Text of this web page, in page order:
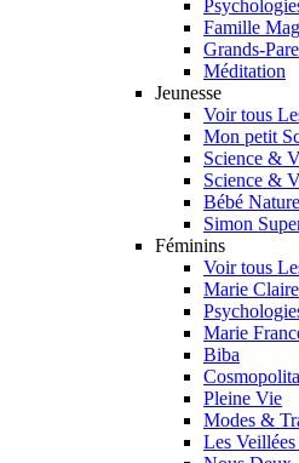
Famille Mag
Grands-
Méditation
Jeunesse
Voir tous
Mon petit
Science &
Science &
Bébé Nature
Simon
Féminins
Voir tous
Marie Claire
Marie
Biba
Pleine Vie
Modes &
Les